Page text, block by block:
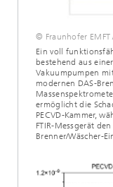
© Fraunhofer EMFT
Ein voll
bestehend aus
Vakuumpumpen
modernen DAS-
ermöglicht die
PECVD-Kammer,
FTIR-Messgerät
Brenner/Wäscher-